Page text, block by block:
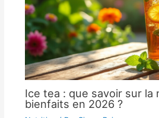
Ice tea : que savoir sur la
bienfaits en 2026 ?